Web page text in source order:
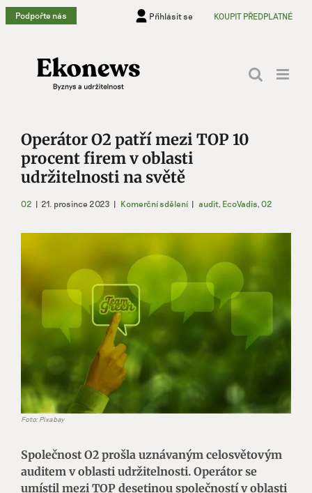
Přeskočit
na
Podpořte nás Přihlásit se KOUPIT PŘEDPLATNÉ
Operátor O2 patří mezi TOP 10
procent firem v oblasti
udržitelnosti na světě
O2 | 21. prosince 2023 | Komerční sdělení | audit, EcoVadis, O2
větší
obrázek
Foto: Pixabay
Společnost O2 prošla uznávaným celosvětovým
auditem v oblasti udržitelnosti. Operátor se
umístil mezi TOP desetinou společností v oblasti